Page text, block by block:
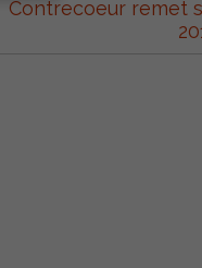
Contrecoeur remet